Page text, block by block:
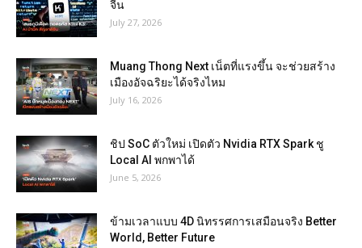
จีน
July 27, 2026
Muang Thong Next เน็ตที่แรงขึ้น จะช่วยสร้าง
เมืองอัจฉริยะได้จริงไหม
July 16, 2026
ชิป SoC ตัวใหม่ เปิดตัว Nvidia RTX Spark ชู
Local AI พกพาได้
June 5, 2026
ข้ามเวลาแบบ 4D นิทรรศการเสมือนจริง Better
World, Better Future